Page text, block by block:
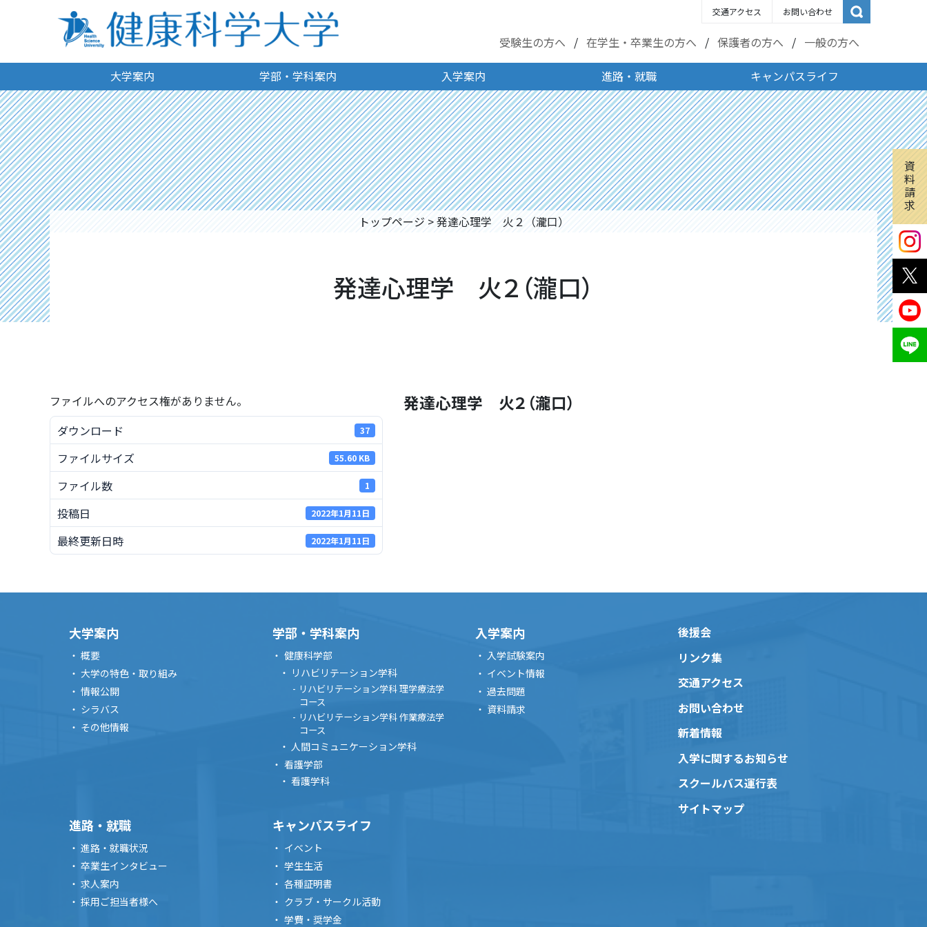
資
料
請
求
交通アクセス お問い合わせ
受験生の方へ 在学生・卒業生の方へ 保護者の方へ 一般の方へ
大学案内 学部・学科案内 入学案内 進路・就職 キャンパスライフ
トップページ>発達心理学 火２（瀧口）
発達心理学 火２（瀧口）
ファイルへのアクセス権がありません。
ダウンロード
37
ファイルサイズ 55.60 KB
ファイル数 1
投稿日 2022年1月11日
最終更新日時 2022年1月11日
発達心理学 火２（瀧口）
大学案内
概要
大学の特色・取り組み
情報公開
シラバス
その他情報
学部・学科案内
健康科学部
リハビリテーション学科
リハビリテーション学科 理学療法学
コース
リハビリテーション学科 作業療法学
コース
人間コミュニケーション学科
看護学部
看護学科
入学案内
入学試験案内
イベント情報
過去問題
資料請求
進路・就職
進路・就職状況
卒業生インタビュー
求人案内
採用ご担当者様へ
キャンパスライフ
イベント
学生生活
各種証明書
クラブ・サークル活動
学費・奨学金
後援会
リンク集
交通アクセス
お問い合わせ
新着情報
入学に関するお知らせ
スクールバス運行表
サイトマップ